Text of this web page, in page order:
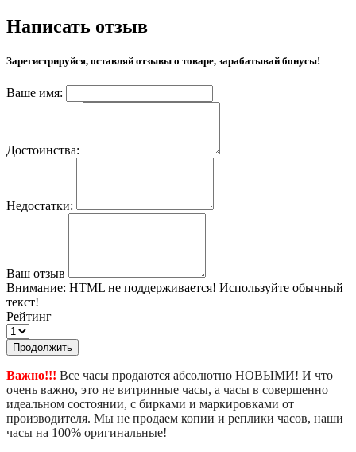
Написать отзыв
Зарегистрируйся, оставляй отзывы о товаре, зарабатывай бонусы!
Ваше имя:
Достоинства:
Недостатки:
Ваш отзыв
Внимание: HTML не поддерживается! Используйте обычный
текст!
Рейтинг
Продолжить
Важно!!! Все часы продаются абсолютно НОВЫМИ! И что
очень важно, это не витринные часы, а часы в совершенно
идеальном состоянии, с бирками и маркировками от
производителя. Мы не продаем копии и реплики часов, наши
часы на 100% оригинальные!